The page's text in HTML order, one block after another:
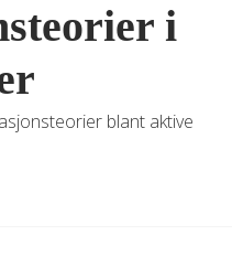
i
blant aktive